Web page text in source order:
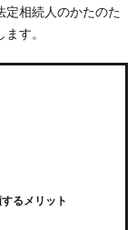
定相続人のかたのた
す。
るメリット